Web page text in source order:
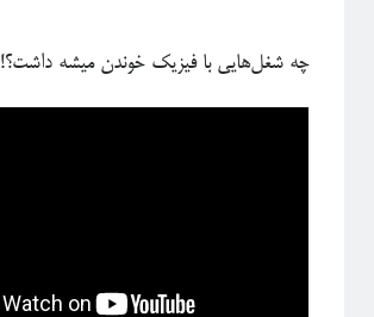
چه شغل‌هایی با فیزیک خوندن میشه داشت؟!